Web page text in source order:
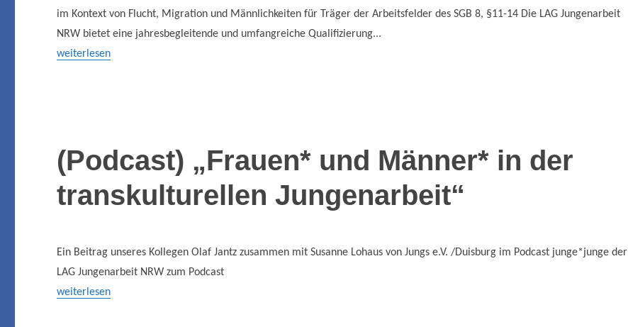
im Kontext von Flucht, Migration und Männlichkeiten für Träger der Arbeitsfelder des SGB 8, §11-14 Die LAG Jungenarbeit
NRW bietet eine jahresbegleitende und umfangreiche Qualifizierung...
weiterlesen
(Podcast) „Frauen* und Männer* in der
transkulturellen Jungenarbeit“
Ein Beitrag unseres Kollegen Olaf Jantz zusammen mit Susanne Lohaus von Jungs e.V. /Duisburg im Podcast junge*junge der
LAG Jungenarbeit NRW zum Podcast
weiterlesen